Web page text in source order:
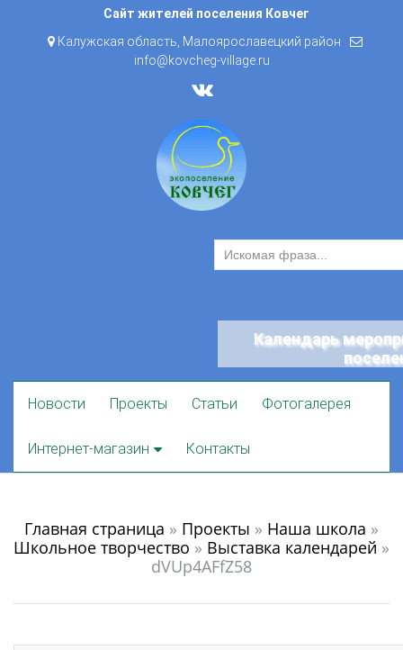
Skip
content
Сайт жителей поселения Ковчег
Калужская область, Малоярославецкий район
info@kovcheg-village.ru
Календарь
Новости Проекты Статьи Фотогалерея
Интернет-магазин Контакты
Главная страница » Проекты » Наша школа »
Школьное творчество » Выставка календарей »
dVUp4AFfZ58